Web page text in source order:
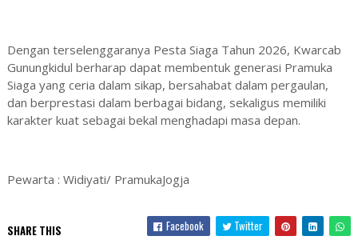
Dengan terselenggaranya Pesta Siaga Tahun 2026, Kwarcab
Gunungkidul berharap dapat membentuk generasi Pramuka
Siaga yang ceria dalam sikap, bersahabat dalam pergaulan,
dan berprestasi dalam berbagai bidang, sekaligus memiliki
karakter kuat sebagai bekal menghadapi masa depan.
Pewarta : Widiyati/ PramukaJogja
SHARE THIS Facebook Twitter